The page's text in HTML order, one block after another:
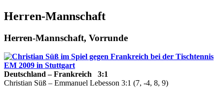
Herren-Mannschaft
Herren-Mannschaft, Vorrunde
Deutschland – Frankreich 3:1
Christian Süß – Emmanuel Lebesson 3:1 (7, -4, 8, 9)